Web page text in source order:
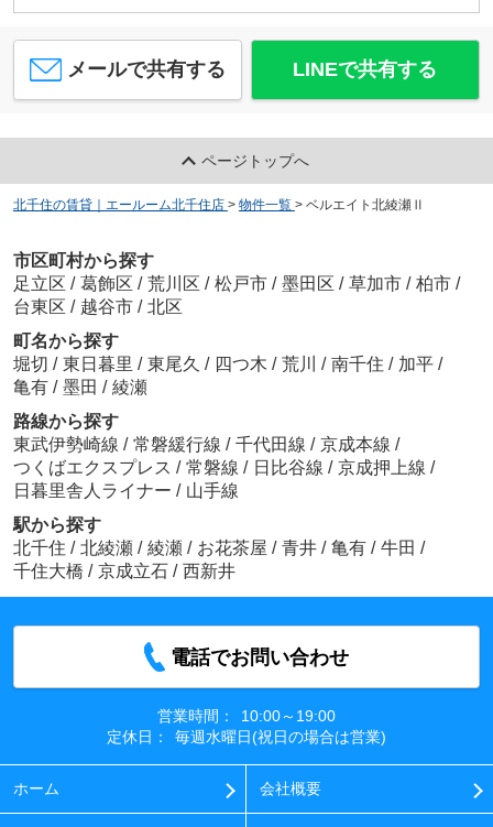
メールで共有する LINEで共有する
ページトップへ
北千住の賃貸｜エールーム北千住店 > 物件一覧 > ベルエイト北綾瀬Ⅱ
市区町村から探す
足立区 / 葛飾区 / 荒川区 / 松戸市 / 墨田区 / 草加市 / 柏市 /
台東区 / 越谷市 / 北区
町名から探す
堀切 / 東日暮里 / 東尾久 / 四つ木 / 荒川 / 南千住 / 加平 /
亀有 / 墨田 / 綾瀬
路線から探す
東武伊勢崎線 / 常磐緩行線 / 千代田線 / 京成本線 /
つくばエクスプレス / 常磐線 / 日比谷線 / 京成押上線 /
日暮里舎人ライナー / 山手線
駅から探す
北千住 / 北綾瀬 / 綾瀬 / お花茶屋 / 青井 / 亀有 / 牛田 /
千住大橋 / 京成立石 / 西新井
電話でお問い合わせ
営業時間：
10:00～19:00
定休日：
毎週水曜日(祝日の場合は営業)
ホーム 会社概要